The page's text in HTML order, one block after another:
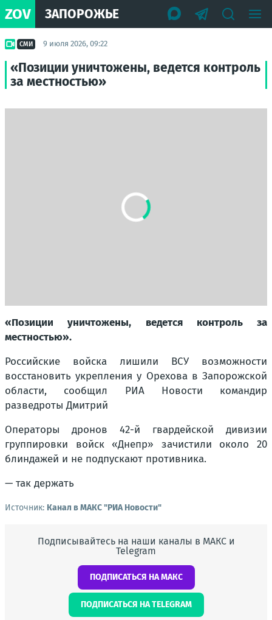
ZOV ЗАПОРОЖЬЕ
СМИ 9 июля 2026, 09:22
«Позиции уничтожены, ведется контроль
за местностью»
«Позиции уничтожены, ведется контроль за
местностью».
Российские войска лишили ВСУ возможности
восстановить укрепления у Орехова в Запорожской
области, сообщил РИА Новости командир
разведроты Дмитрий
Операторы дронов 42-й гвардейской дивизии
группировки войск «Днепр» зачистили около 20
блиндажей и не подпускают противника.
— так держать
Источник: Канал в МАКС "РИА Новости"
Подписывайтесь на наши каналы в МАКС и
Telegram
ПОДПИСАТЬСЯ НА МАКС
ПОДПИСАТЬСЯ НА TELEGRAM